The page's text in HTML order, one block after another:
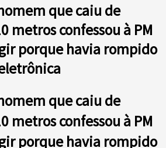
que caiu de
metros confessou à PM
porque havia rompido
que caiu de
metros confessou à PM
porque havia rompido